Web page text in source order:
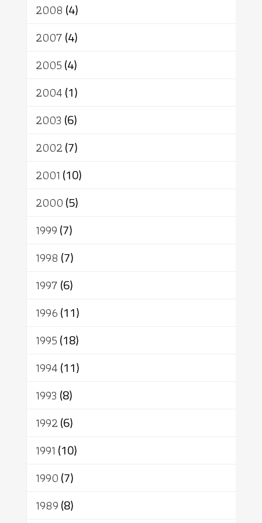
2008 (4)
2007(4)
2005(4)
2004(1)
2003 (6)
2002(7)
2001 (10)
2000(5)
1999(7)
1998 (7)
1997(6)
1996(11)
1995(18)
1994(11)
1993 (8)
1992(6)
1991 (10)
1990(7)
1989(8)